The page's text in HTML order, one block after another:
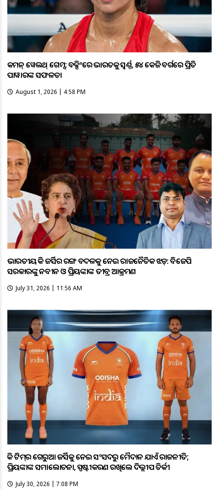
କମନ୍ ୱେଲଥ୍ ଗେମ୍ସ: ବକ୍ସିଂରେ ଭାରତକୁ ସ୍ବର୍ଣ୍ଣ, ୫୪ କେଜି ବର୍ଗରେ ପ୍ରିତି
ପାୱାରଙ୍କ ସଫଳତା
August 1, 2026 | 4:58 PM
ଭାରତୀୟ ହକି ଜର୍ସିର ରଙ୍ଗ ବଦଳକୁ ନେଇ ରାଜନୈତିକ ଝଡ଼: ବିଜେପି
ସରକାରଙ୍କୁ ନବୀନ ଓ ପ୍ରିୟଙ୍କାଙ୍କ ତୀବ୍ର ଆକ୍ରମଣ
July 31, 2026 | 11:56 AM
ହକି ଟିମ୍‌ର ଗେରୁଆ ଜର୍ସିକୁ ନେଇ ସଂସଦରୁ ମୈଦାନ ଯାଏଁ ରାଜନୀତି;
ପ୍ରିୟଙ୍କାଙ୍କ ସମାଲୋଚନା, ସ୍ପଷ୍ଟୀକରଣ ରଖିଲେ ଦିଲ୍ଲୀପ ତିର୍କୀ
July 30, 2026 | 7:08 PM